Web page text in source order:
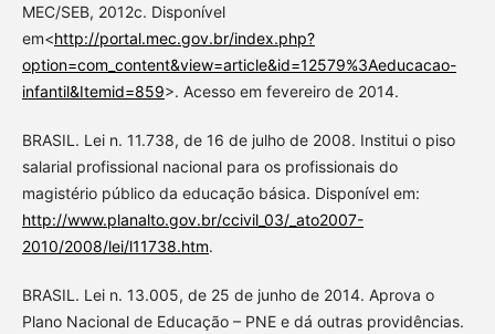
MEC/SEB, 2012c. Disponível
em<http://portal.mec.gov.br/index.php?
option=com_content&view=article&id=12579%3Aeducacao-
infantil&Itemid=859>. Acesso em fevereiro de 2014.
BRASIL. Lei n. 11.738, de 16 de julho de 2008. Institui o piso
salarial profissional nacional para os profissionais do
magistério público da educação básica. Disponível em:
http://www.planalto.gov.br/ccivil_03/_ato2007-
2010/2008/lei/l11738.htm.
BRASIL. Lei n. 13.005, de 25 de junho de 2014. Aprova o
Plano Nacional de Educação – PNE e dá outras providências.